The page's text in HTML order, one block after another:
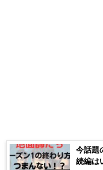
今話題
続編は